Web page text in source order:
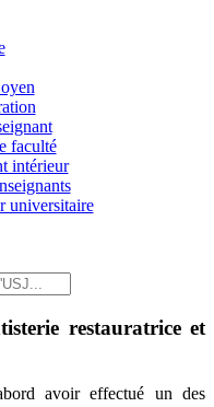
faculté
intérieur
universitaire
restauratrice et
avoir effectué un des